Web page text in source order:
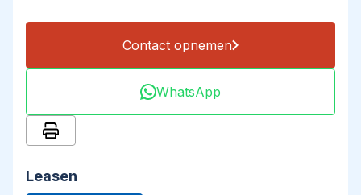
Contact opnemen
WhatsApp
Leasen